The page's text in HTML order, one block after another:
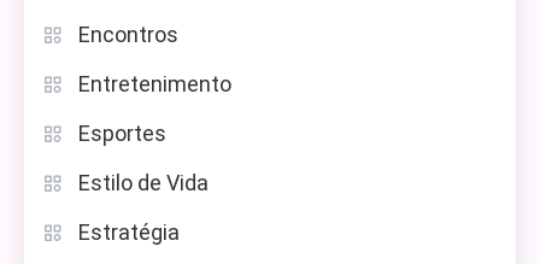
Encontros
Entretenimento
Esportes
Estilo de Vida
Estratégia